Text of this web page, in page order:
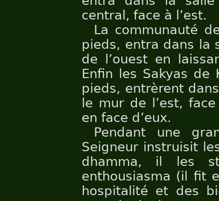
central, face à l’est.
La communauté
pieds, entra dans la
de l’ouest en
Enfin les Sakyas de
pieds, entrèrent
le mur de l’est,
en face d’eux.
Pendant une
Seigneur instruisit
dhamma, il les
enthousiasma (il fit
hospitalité et des